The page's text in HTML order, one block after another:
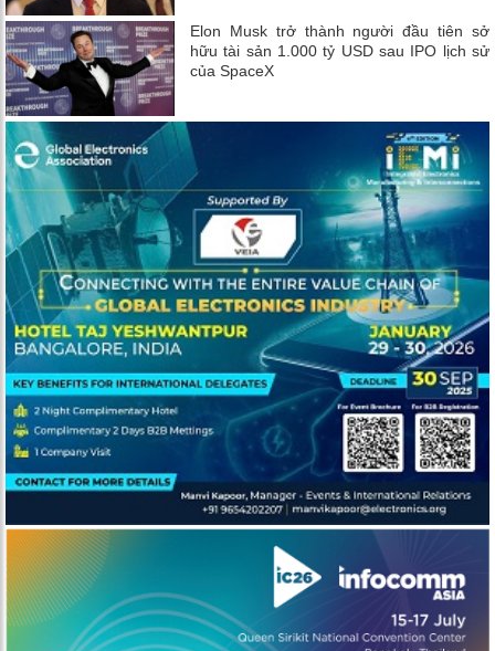
Elon Musk trở thành người đầu tiên sở
hữu tài sản 1.000 tỷ USD sau IPO lịch sử
của SpaceX